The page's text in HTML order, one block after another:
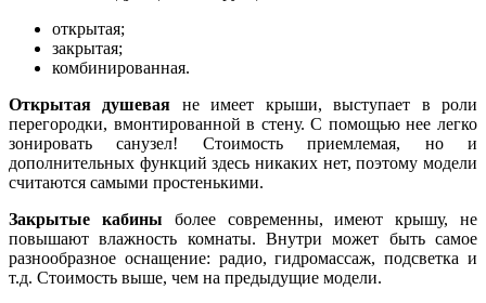
открытая;
закрытая;
комбинированная.
Открытая душевая не имеет крыши, выступает в роли
перегородки, вмонтированной в стену. С помощью нее легко
зонировать санузел! Стоимость приемлемая, но и
дополнительных функций здесь никаких нет, поэтому модели
считаются самыми простенькими.
Закрытые кабины более современны, имеют крышу, не
повышают влажность комнаты. Внутри может быть самое
разнообразное оснащение: радио, гидромассаж, подсветка и
т.д. Стоимость выше, чем на предыдущие модели.